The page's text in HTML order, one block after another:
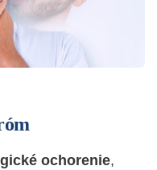
ochorenie,